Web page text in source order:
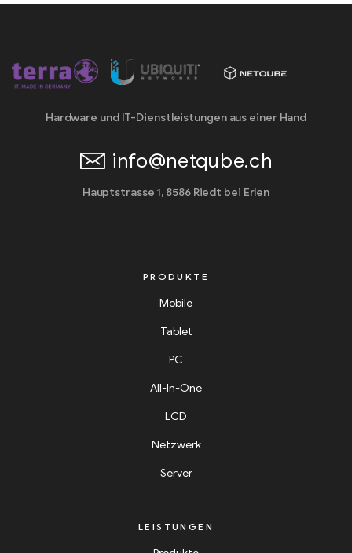
Hardware und IT-Dienstleistungen aus einer Hand
info@netqube.ch
Hauptstrasse 1, 8586 Riedt bei Erlen
PRODUKTE
Mobile
Tablet
PC
All-In-One
LCD
Netzwerk
Server
LEISTUNGEN